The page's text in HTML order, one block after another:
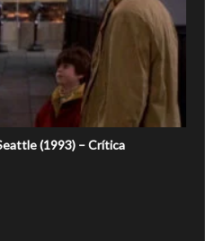
(1993) – Crítica